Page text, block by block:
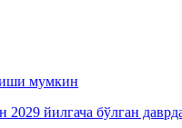
мумкин
2029 йилгача бўлган